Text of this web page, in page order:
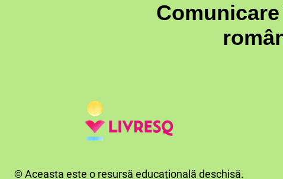
© Aceasta este o resursă educațională deschisă.